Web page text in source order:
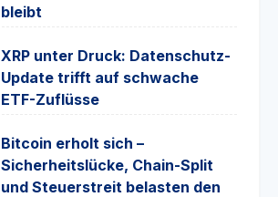
bleibt
XRP unter Druck: Datenschutz-
Update trifft auf schwache
ETF-Zuflüsse
Bitcoin erholt sich –
Sicherheitslücke, Chain-Split
und Steuerstreit belasten den